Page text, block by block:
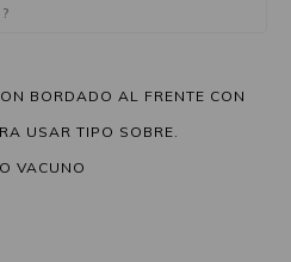
BORDADO AL FRENTE CON
USAR TIPO SOBRE.
VACUNO